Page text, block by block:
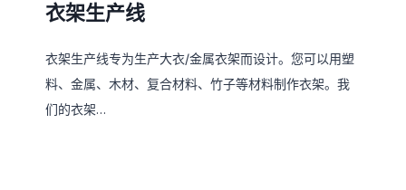
衣架生产线
衣架生产线专为生产大衣/金属衣架而设计。您可以用塑
料、金属、木材、复合材料、竹子等材料制作衣架。我
们的衣架…